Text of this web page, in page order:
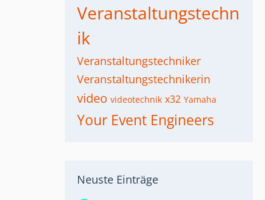
Veranstaltungstechn
ik
Veranstaltungstechniker
Veranstaltungstechnikerin
video videotechnik x32 Yamaha
Your Event Engineers
Neuste Einträge